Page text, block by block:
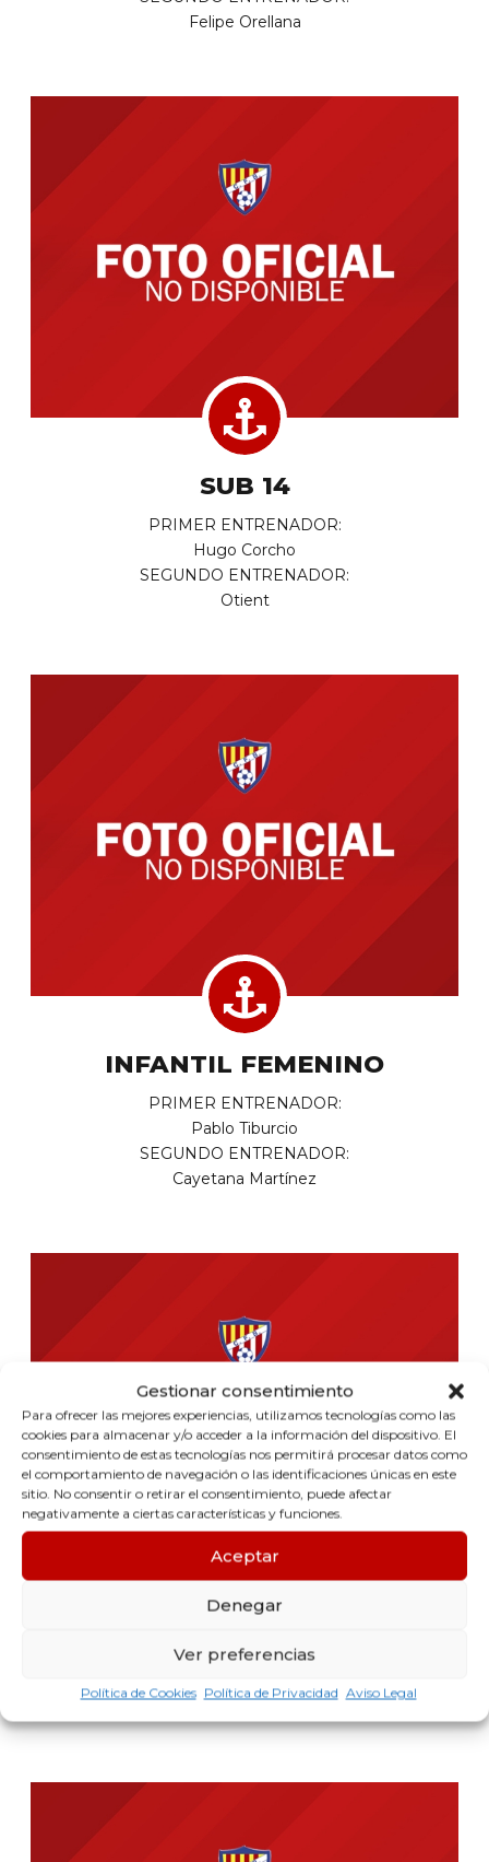
Gestionar consentimiento
Para ofrecer las mejores experiencias, utilizamos tecnologías como las
cookies para almacenar y/o acceder a la información del dispositivo. El
consentimiento de estas tecnologías nos permitirá procesar datos como
el comportamiento de navegación o las identificaciones únicas en este
sitio. No consentir o retirar el consentimiento, puede afectar
negativamente a ciertas características y funciones.
Aceptar
Denegar
Ver preferencias
Política de Cookies Política de Privacidad Aviso Legal
Felipe Orellana
SUB 14
PRIMER ENTRENADOR:
Hugo Corcho
SEGUNDO ENTRENADOR:
Otient
INFANTIL FEMENINO
PRIMER ENTRENADOR:
Pablo Tiburcio
SEGUNDO ENTRENADOR:
Cayetana Martínez
CADETE A